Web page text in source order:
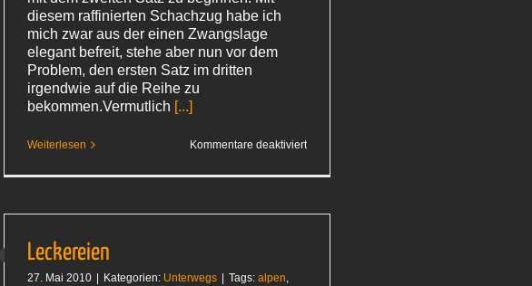
diesem raffinierten Schachzug habe ich
mich zwar aus der einen Zwangslage
elegant befreit, stehe aber nun vor dem
Problem, den ersten Satz im dritten
irgendwie auf die Reihe zu
bekommen.Vermutlich [...]
Weiterlesen Kommentare deaktiviertfür
Leckereien
27. Mai 2010 Kategorien: Unterwegs Tags: alpen,